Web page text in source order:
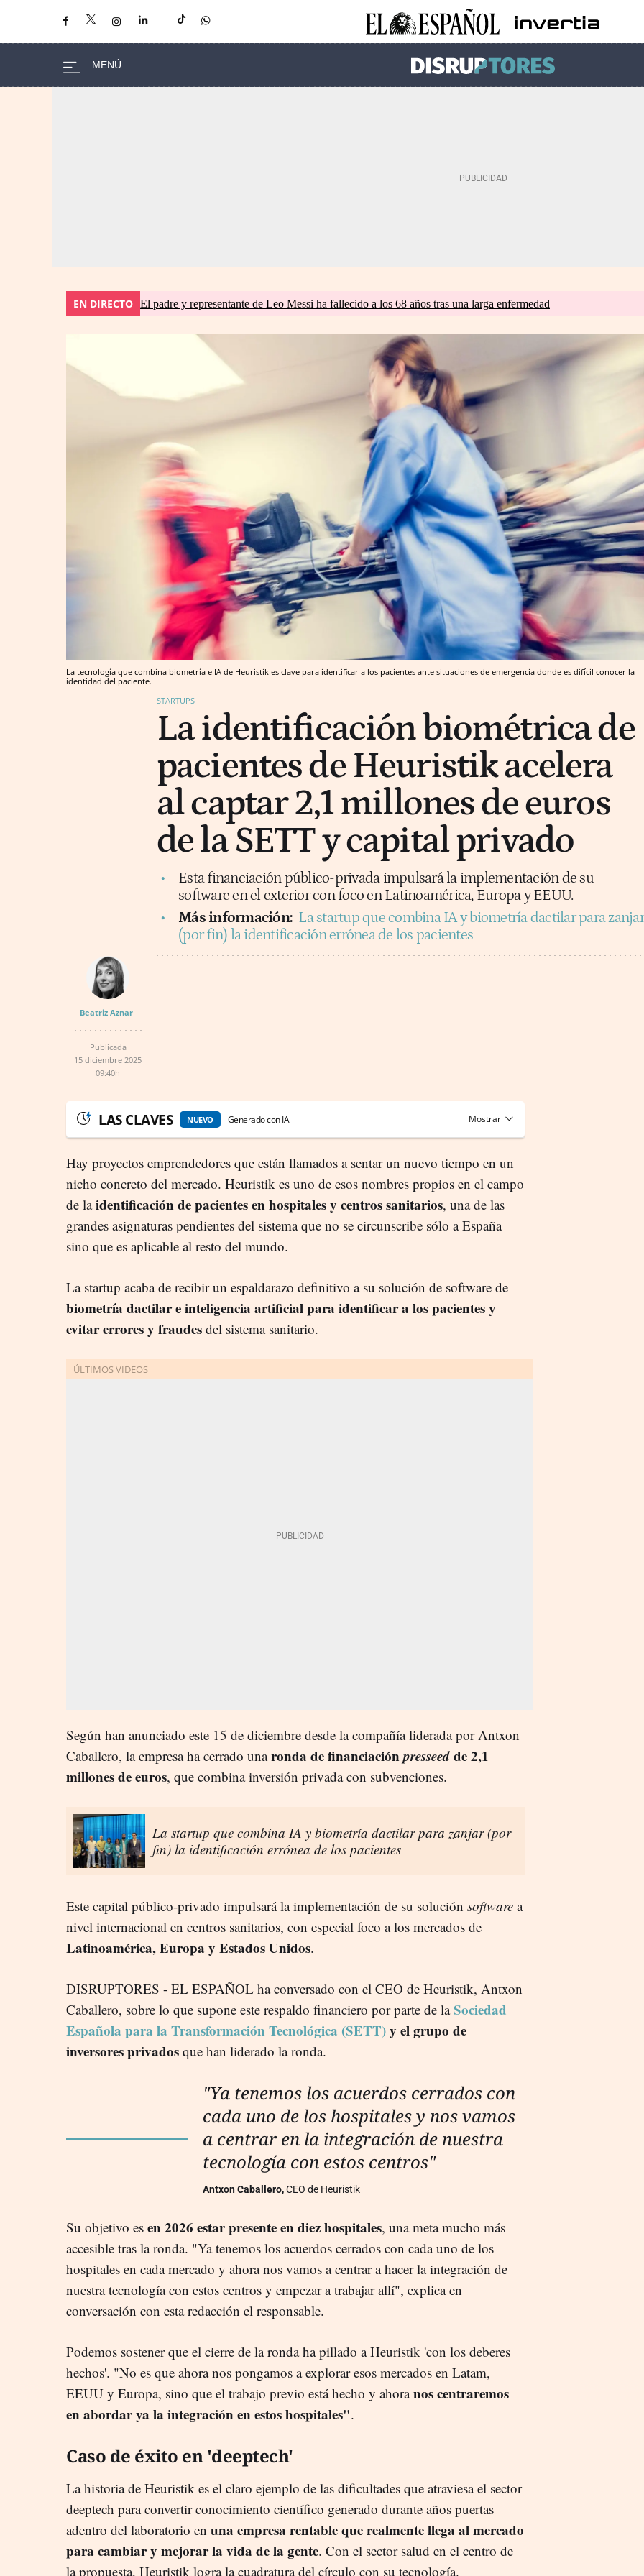
EN DIRECTO El padre y representante de Leo Messi ha fallecido a los 68 años tras una larga enfermedad
La tecnología que combina biometría e IA de Heuristik es clave para identificar a los pacientes ante situaciones de emergencia donde es difícil conocer la
identidad del paciente.
STARTUPS
La identificación biométrica de
pacientes de Heuristik acelera
al captar 2,1 millones de euros
de la SETT y capital privado
Esta financiación público-privada impulsará la implementación de su
software en el exterior con foco en Latinoamérica, Europa y EEUU.
Más información: La startup que combina IA y biometría dactilar para zanjar
(por fin) la identificación errónea de los pacientes
Beatriz Aznar
Publicada
15 diciembre 2025
09:40h
LAS CLAVES NUEVO Generado con IA
Hay proyectos emprendedores que están llamados a sentar un nuevo tiempo en un
nicho concreto del mercado. Heuristik es uno de esos nombres propios en el campo
de laidentificación de pacientes en hospitales y centros sanitarios, una de las
grandes asignaturas pendientes del sistema que no se circunscribe sólo a España
sino que es aplicable al resto del mundo.
La startup acaba de recibir un espaldarazo definitivo a su solución de software de
biometría dactilar e inteligencia artificial para identificar a los pacientes y
evitar errores y fraudes del sistema sanitario.
Según han anunciado este 15 de diciembre desde la compañía liderada por Antxon
Caballero, la empresa ha cerrado unaronda de financiaciónpresseedde 2,1
millones de euros, que combina inversión privada con subvenciones.
La startup que combina IA y biometría dactilar para zanjar (por
fin) la identificación errónea de los pacientes
Este capital público-privado impulsará la implementación de su solución software a
nivel internacional en centros sanitarios, con especial foco a los mercados de
Latinoamérica, Europa y Estados Unidos.
DISRUPTORES - EL ESPAÑOL ha conversado con el CEO de Heuristik, Antxon
Caballero, sobre lo que supone este respaldo financiero por parte de laSociedad
Española para la Transformación Tecnológica (SETT)y el grupo de
inversores privados que han liderado la ronda.
"Ya tenemos los acuerdos cerrados con
cada uno de los hospitales y nos vamos
a centrar en la integración de nuestra
tecnología con estos centros"
Antxon Caballero,CEO de Heuristik
Su objetivo es en 2026 estar presente en diez hospitales, una meta mucho más
accesible tras la ronda. "Ya tenemos los acuerdos cerrados con cada uno de los
hospitales en cada mercado y ahora nos vamos a centrar a hacer la integración de
nuestra tecnología con estos centros y empezar a trabajar allí", explica en
conversación con esta redacción el responsable.
Podemos sostener que el cierre de la ronda ha pillado a Heuristik 'con los deberes
hechos'. "No es que ahora nos pongamos a explorar esos mercados en Latam,
EEUU y Europa, sino que el trabajo previo está hecho y ahoranos centraremos
en abordar ya la integración en estos hospitales".
Caso de éxito en 'deeptech'
La historia de Heuristik es el claro ejemplo de las dificultades que atraviesa el sector
deeptech para convertir conocimiento científico generado durante años puertas
adentro del laboratorio en una empresa rentable que realmente llega al mercado
para cambiar y mejorar la vida de la gente. Con el sector salud en el centro de
la propuesta, Heuristik logra la cuadratura del círculo con su tecnología.